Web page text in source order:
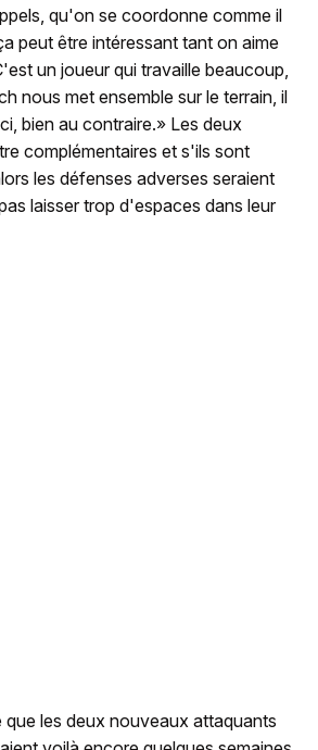
qu'on se coordonne comme il
peut être intéressant tant on aime
un joueur qui travaille beaucoup,
nous met ensemble sur le terrain, il
bien au contraire.» Les deux
complémentaires et s'ils sont
les défenses adverses seraient
laisser trop d'espaces dans leur
que les deux nouveaux attaquants